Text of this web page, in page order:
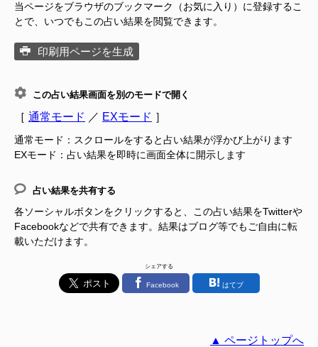
当ページをブラウザのブックマーク（お気に入り）に登録するこ
とで、いつでもこの占い結果を閲覧できます。
印刷用ページを生成
この占い結果画面を別のモードで開く
［ 通常モード ／ EXモード ］
通常モード：スクロールをすると占い結果が浮かび上がります
EXモード：占い結果を即時に画面全体に開示します
占い結果を共有する
各ソーシャルボタンをクリックすると、この占い結果をTwitterや
Facebookなどで共有できます。結果はブログ等でもご自由に転
載いただけます。
シェアする
Facebook はてブ
▲ ページトップへ